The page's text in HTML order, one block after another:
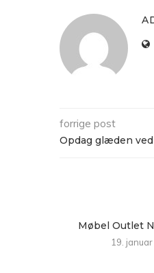
forrige post
Opdag glæden
Møbel Outlet
19.